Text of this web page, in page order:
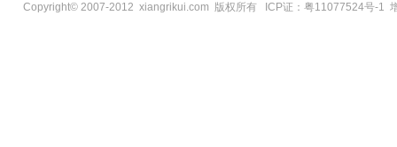
Copyright© 2007-2012 xiangrikui.com 版权所有 ICP证： 粤11077524号-1